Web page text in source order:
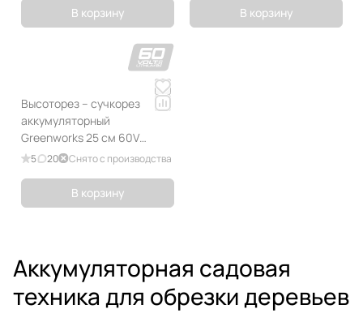
В корзину В корзину
Высоторез – cучкорез
аккумуляторный
Greenworks 25 см 60V
GD60PS, бесщеточный, без
5 20 Снято с производства
В корзину
Аккумуляторная садовая
техника для обрезки деревьев